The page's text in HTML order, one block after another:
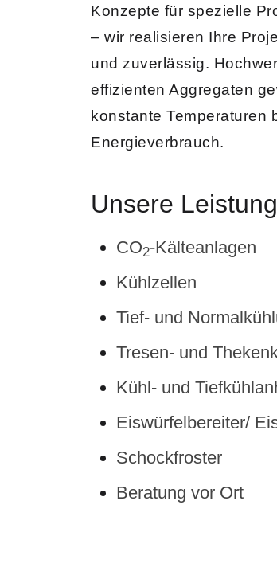
Konzepte für spezielle
– wir realisieren Ihre
und zuverlässig.
effizienten Aggregaten
konstante Temperaturen
Energieverbrauch.
Unsere
CO2-Käl­tean­la­gen
Küh­lzellen
Tief- und
Tre­sen- und
Kühl- und
Eiswür­fel­bere­it­er/
Schock­froster
Beratung vor Ort